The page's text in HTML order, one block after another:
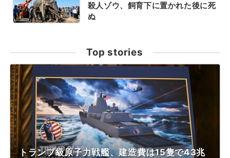
殺人ゾウ、飼育下に置かれた後に死
ぬ
Top stories
トランプ級原子力戦艦、建造費は15隻で43兆